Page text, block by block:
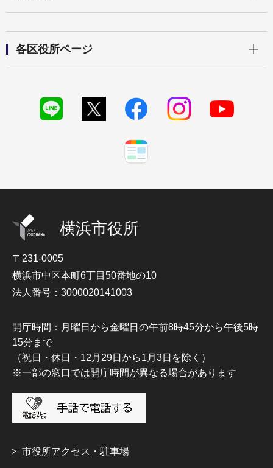
各区役所ページ
横浜市役所
〒231-0005
横浜市中区本町6丁目50番地の10
法人番号：3000020141003
開庁時間：月曜日から金曜日の午前8時45分から午後5時
15分まで
（祝日・休日・12月29日から1月3日を除く）
※一部の窓口では開庁時間が異なる場合があります
市役所アクセス・駐車場